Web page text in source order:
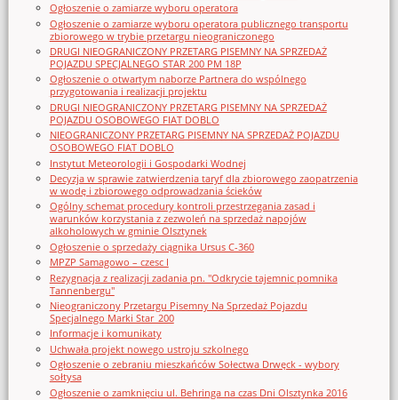
Ogłoszenie o zamiarze wyboru operatora
Ogłoszenie o zamiarze wyboru operatora publicznego transportu
zbiorowego w trybie przetargu nieograniczonego
DRUGI NIEOGRANICZONY PRZETARG PISEMNY NA SPRZEDAŻ
POJAZDU SPECJALNEGO STAR 200 PM 18P
Ogłoszenie o otwartym naborze Partnera do wspólnego
przygotowania i realizacji projektu
DRUGI NIEOGRANICZONY PRZETARG PISEMNY NA SPRZEDAŻ
POJAZDU OSOBOWEGO FIAT DOBLO
NIEOGRANICZONY PRZETARG PISEMNY NA SPRZEDAŻ POJAZDU
OSOBOWEGO FIAT DOBLO
Instytut Meteorologii i Gospodarki Wodnej
Decyzja w sprawie zatwierdzenia taryf dla zbiorowego zaopatrzenia
w wodę i zbiorowego odprowadzania ścieków
Ogólny schemat procedury kontroli przestrzegania zasad i
warunków korzystania z zezwoleń na sprzedaż napojów
alkoholowych w gminie Olsztynek
Ogłoszenie o sprzedaży ciągnika Ursus C-360
MPZP Samagowo – czesc I
Rezygnacja z realizacji zadania pn. "Odkrycie tajemnic pomnika
Tannenbergu"
Nieograniczony Przetargu Pisemny Na Sprzedaż Pojazdu
Specjalnego Marki Star_200
Informacje i komunikaty
Uchwała projekt nowego ustroju szkolnego
Ogłoszenie o zebraniu mieszkańców Sołectwa Drwęck - wybory
sołtysa
Ogłoszenie o zamknięciu ul. Behringa na czas Dni Olsztynka 2016